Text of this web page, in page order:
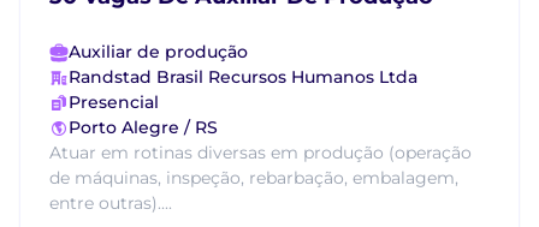
Auxiliar de produção
Randstad Brasil Recursos Humanos Ltda
Presencial
Porto Alegre / RS
Atuar em rotinas diversas em produção (operação
de máquinas, inspeção, rebarbação, embalagem,
entre outras)....